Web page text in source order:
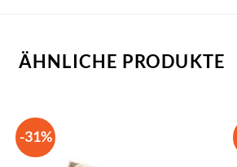
ÄHNLICHE PRODUKTE
-31%